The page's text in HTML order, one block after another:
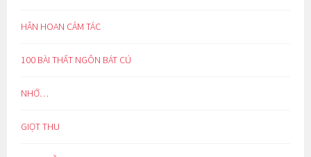
HÂN HOAN CẢM TÁC
100 BÀI THẤT NGÔN BÁT CÚ
NHỚ…
GIỌT THU